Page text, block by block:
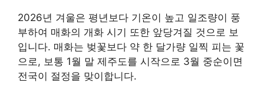
2026년 겨울은 평년보다 기온이 높고 일조량이 풍
부하여 매화의 개화 시기 또한 앞당겨질 것으로 보
입니다. 매화는 벚꽃보다 약 한 달가량 일찍 피는 꽃
으로, 보통 1월 말 제주도를 시작으로 3월 중순이면
전국이 절정을 맞이합니다.